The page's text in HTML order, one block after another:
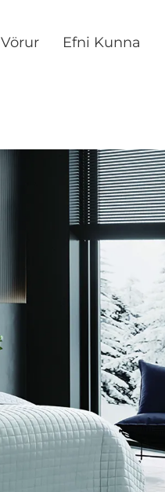
Vörur Efni Kunna